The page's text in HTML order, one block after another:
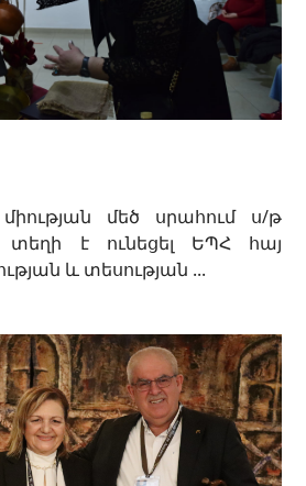
մեծ սրահում ս/թ
տեղի է ունեցել ԵՊՀ հայ
և տեսության ...